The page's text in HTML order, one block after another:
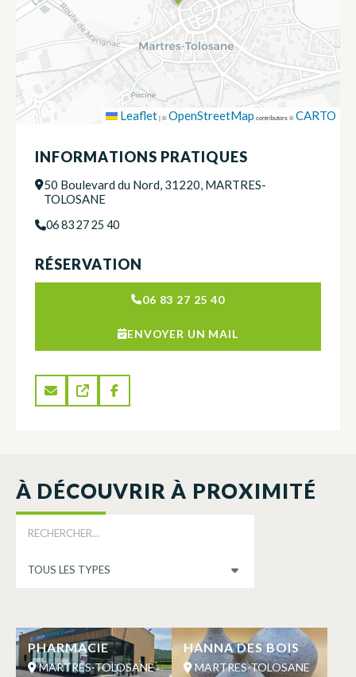
Leaflet|©OpenStreetMap contributors ©CARTO
INFORMATIONS PRATIQUES
50 Boulevard du Nord, 31220, MARTRES-
TOLOSANE
06 83 27 25 40
RÉSERVATION
06 83 27 25 40
ENVOYER UN MAIL
À DÉCOUVRIR À PROXIMITÉ
PHARMACIE
MARTRES-TOLOSANE
HANNA DES BOIS
MARTRES-TOLOSANE